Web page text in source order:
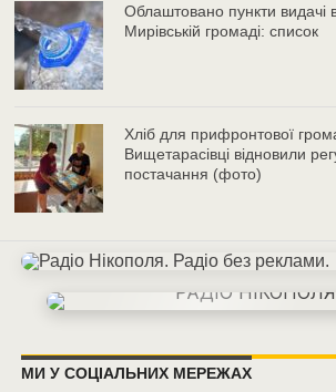
Облаштовано пункти видачі
Мирівській громаді: список
Хліб для прифронтової
Вищетарасівці відновили
постачання (фото)
МИ У СОЦІАЛЬНИХ МЕРЕЖАХ